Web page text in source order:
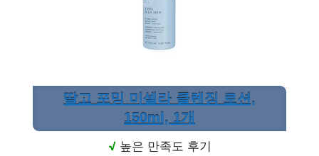
딸고 포밍 미셀라 클렌징 로션,
150ml, 1개
√높은 만족도 후기